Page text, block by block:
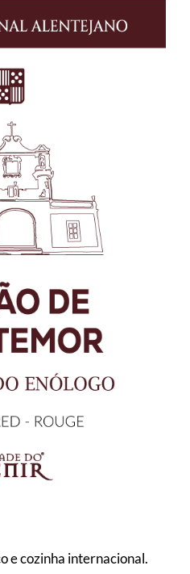
e cozinha internacional.